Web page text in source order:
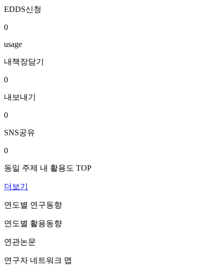
EDDS신청
0
usage
내책장담기
0
내보내기
0
SNS공유
0
동일 주제 내 활용도 TOP
더보기
연도별 연구동향
연도별 활용동향
연관논문
연구자 네트워크 맵